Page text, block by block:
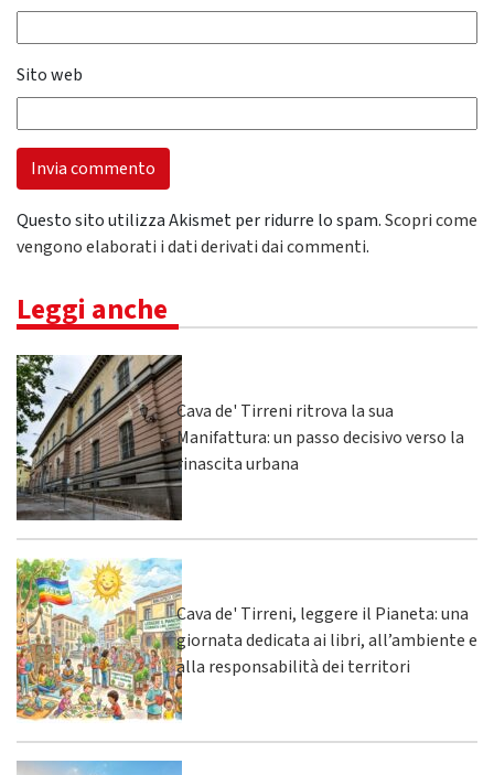
Sito web
Questo sito utilizza Akismet per ridurre lo spam.Scopri come
vengono elaborati i dati derivati dai commenti.
Leggi anche
Cava de' Tirreni ritrova la sua
Manifattura: un passo decisivo verso la
rinascita urbana
Cava de' Tirreni, leggere il Pianeta: una
giornata dedicata ai libri, all’ambiente e
alla responsabilità dei territori